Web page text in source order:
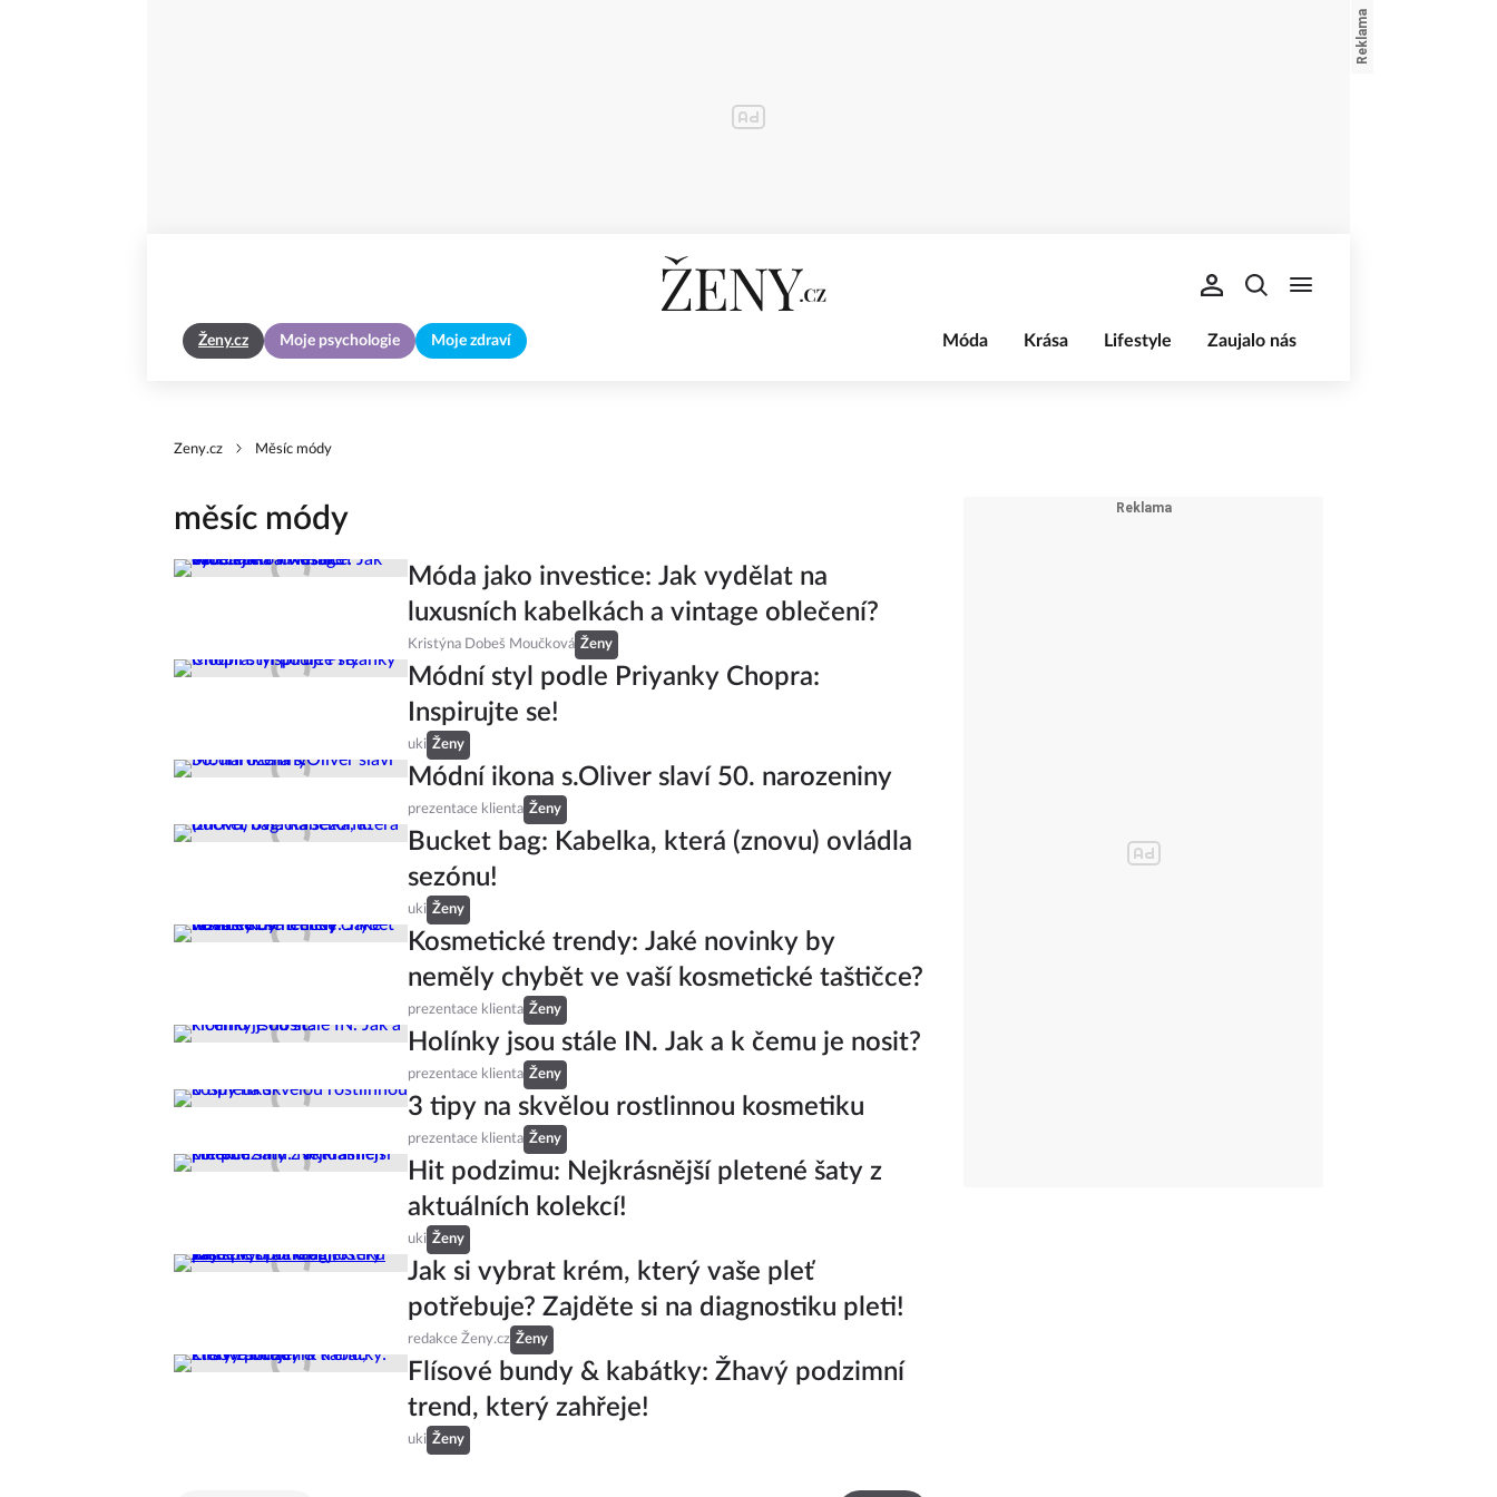
Ženy.cz Moje psychologie Moje zdraví Móda Krása Lifestyle Zaujalo nás
měsíc módy
Móda jako investice: Jak vydělat na
luxusních kabelkách a vintage oblečení?
Kristýna Dobeš Moučková Ženy
Módní styl podle Priyanky Chopra:
Inspirujte se!
uki Ženy
Módní ikona s.Oliver slaví 50. narozeniny
prezentace klienta Ženy
Bucket bag: Kabelka, která (znovu) ovládla
sezónu!
uki Ženy
Kosmetické trendy: Jaké novinky by
neměly chybět ve vaší kosmetické taštičce?
prezentace klienta Ženy
Holínky jsou stále IN. Jak a k čemu je nosit?
prezentace klienta Ženy
3 tipy na skvělou rostlinnou kosmetiku
prezentace klienta Ženy
Hit podzimu: Nejkrásnější pletené šaty z
aktuálních kolekcí!
uki Ženy
Jak si vybrat krém, který vaše pleť
potřebuje? Zajděte si na diagnostiku pleti!
redakce Ženy.cz Ženy
Flísové bundy & kabátky: Žhavý podzimní
trend, který zahřeje!
Ženy